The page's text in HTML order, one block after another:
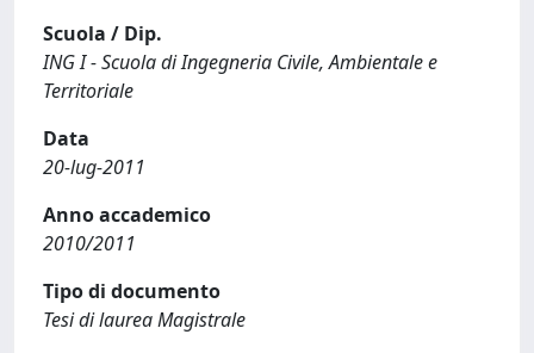
Scuola / Dip.
ING I - Scuola di Ingegneria Civile, Ambientale e
Territoriale
Data
20-lug-2011
Anno accademico
2010/2011
Tipo di documento
Tesi di laurea Magistrale